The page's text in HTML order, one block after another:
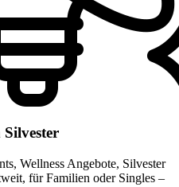
Wellness Angebote, Silvester
für Familien oder Singles –